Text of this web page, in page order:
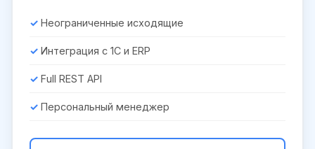
Неограниченные исходящие
Интеграция с 1С и ERP
Full REST API
Персональный менеджер